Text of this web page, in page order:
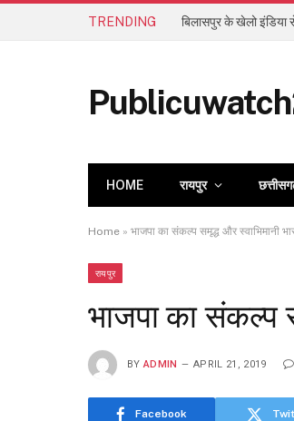
TRENDING
HOME रायपुर
Home » भाजपा का संकल्प समृद्ध और स्वाभिमानी
रायपुर
भाजपा का संकल्प
BY ADMIN APRIL 21, 2019
Facebook